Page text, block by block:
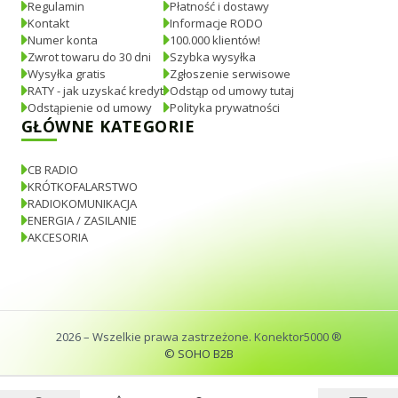
Regulamin
Kontakt
Numer konta
Zwrot towaru do 30 dni
Wysyłka gratis
RATY - jak uzyskać kredyt
Odstąpienie od umowy
Płatność i dostawy
Informacje RODO
100.000 klientów!
Szybka wysyłka
Zgłoszenie serwisowe
Odstąp od umowy tutaj
Polityka prywatności
GŁÓWNE KATEGORIE
CB RADIO
KRÓTKOFALARSTWO
RADIOKOMUNIKACJA
ENERGIA / ZASILANIE
AKCESORIA
2026– Wszelkie prawa zastrzeżone. Konektor5000 ®
© SOHO B2B